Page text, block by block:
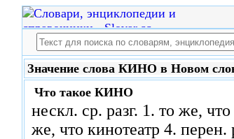
Значение слова КИНО в Новом
Что такое КИНО
нескл. ср. разг. 1. то же,
же, что кинотеатр 4.